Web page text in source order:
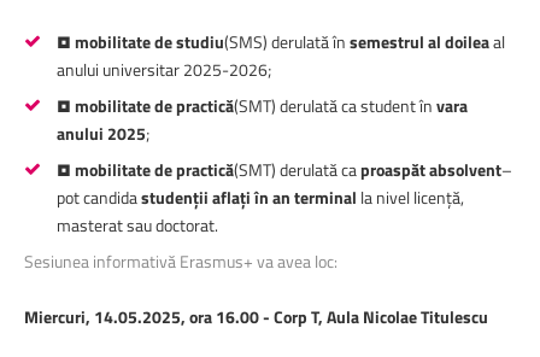
•mobilitate de studiu(SMS) derulată însemestrul al doileaal
anului universitar 2025-2026;
•mobilitate de practică(SMT) derulată ca student învara
anului 2025;
•mobilitate de practică(SMT) derulată caproaspăt absolvent–
pot candidastudenții aflați în an terminal la nivel licență,
masterat sau doctorat.
Sesiunea informativă Erasmus+ va avea loc:
Miercuri, 14.05.2025, ora 16.00 - Corp T, Aula Nicolae Titulescu